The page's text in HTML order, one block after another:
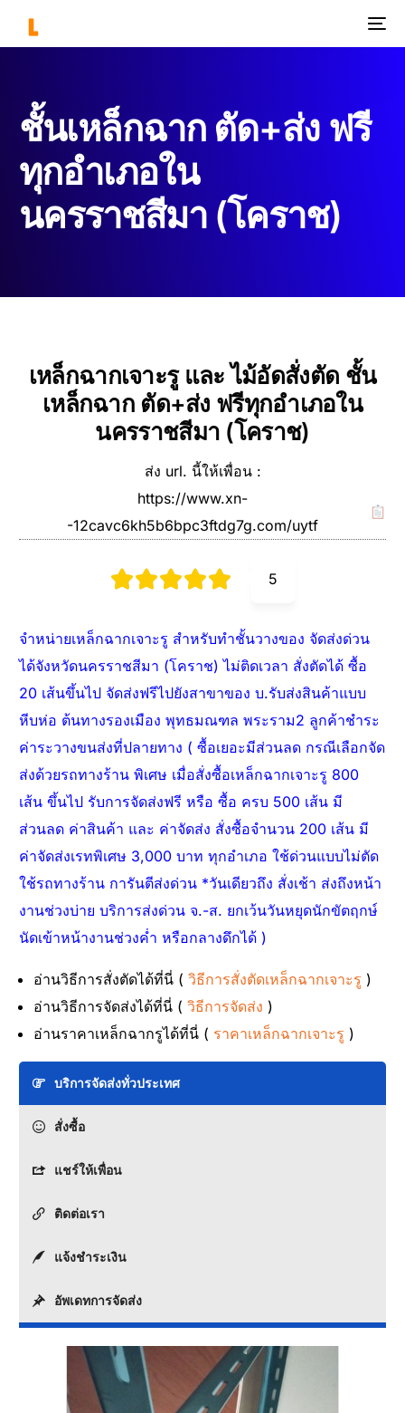
ชั้นเหล็กฉาก ตัด+ส่ง ฟรี
ทุกอำเภอใน
นครราชสีมา (โคราช)
เหล็กฉากเจาะรู และ ไม้อัดสั่งตัด ชั้น
เหล็กฉาก ตัด+ส่ง ฟรีทุกอำเภอใน
นครราชสีมา (โคราช)
ส่ง url. นี้ให้เพื่อน :
https://www.xn-
-12cavc6kh5b6bpc3ftdg7g.com/uytf
5
จำหน่ายเหล็กฉากเจาะรู สำหรับทำชั้นวางของ จัดส่งด่วน
ได้จังหวัดนครราชสีมา (โคราช) ไม่ติดเวลา สั่งตัดได้ ซื้อ
20 เส้นขึ้นไป จัดส่งฟรีไปยังสาขาของ บ.รับส่งสินค้าแบบ
หีบห่อ ต้นทางรองเมือง พุทธมณฑล พระราม2 ลูกค้าชำระ
ค่าระวางขนส่งที่ปลายทาง ( ซื้อเยอะมีส่วนลด กรณีเลือกจัด
ส่งด้วยรถทางร้าน พิเศษ เมื่อสั่งซื้อเหล็กฉากเจาะรู 800
เส้น ขึ้นไป รับการจัดส่งฟรี หรือ ซื้อ ครบ 500 เส้น มี
ส่วนลด ค่าสินค้า และ ค่าจัดส่ง สั่งซื้อจำนวน 200 เส้น มี
ค่าจัดส่งเรทพิเศษ 3,000 บาท ทุกอำเภอ ใช้ด่วนแบบไม่ตัด
ใช้รถทางร้าน การันตีส่งด่วน *วันเดียวถึง สั่งเช้า ส่งถึงหน้า
งานช่วงบ่าย บริการส่งด่วน จ.-ส. ยกเว้นวันหยุดนักขัตฤกษ์
นัดเข้าหน้างานช่วงค่ำ หรือกลางดึกได้ )
อ่านวิธีการสั่งตัดได้ที่นี่ (วิธีการสั่งตัดเหล็กฉากเจาะรู )
อ่านวิธีการจัดส่งได้ที่นี่ (วิธีการจัดส่ง )
อ่านราคาเหล็กฉากรูได้ที่นี่ ( ราคาเหล็กฉากเจาะรู )
บริการจัดส่งทั่วประเทศ
สั่งซื้อ
แชร์ให้เพื่อน
ติดต่อเรา
แจ้งชำระเงิน
อัพเดทการจัดส่ง